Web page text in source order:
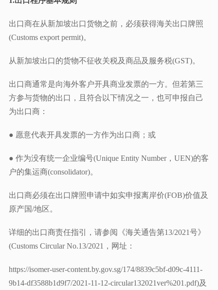
出口商在从新加坡出口货物之前，必须获得海关出口牌照
(Customs export permit)。
从新加坡出口的货物不征收关税及商品及服务税(GST)。
出口商通常是向海外客户开具商业发票的一方。但若第三
方参与货物的出口，且符合以下情况之一，也可申报自己
为出口商：
● 愿意代表开具发票的一方作为出口商；或
● 作为没有统一企业编号(Unique Entity Number，UEN)的客
户的集运商(consolidator)。
出口商必须在出口牌照申请中如实申报离岸价(FOB)价值及
原产国/地区。
详细的出口商责任指引，请参阅《海关通告第13/2021号》
(Customs Circular No.13/2021，网址：
https://isomer-user-content.by.gov.sg/174/8839c5bf-d09c-4111-
9b14-df3588b1d9f7/2021-11-12-circular132021ver%201.pdf)及